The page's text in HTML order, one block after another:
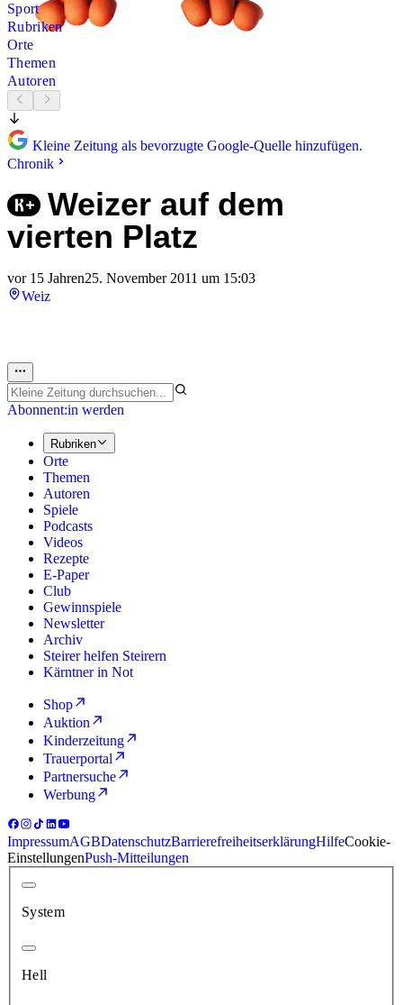
Sport
Rubriken
Orte
Themen
Autoren
Kleine Zeitung als bevorzugte Google-Quelle hinzufügen.
Chronik
Weizer auf dem
vierten Platz
vor 15 Jahren25. November 2011 um 15:03
Weiz
Abonnent:in werden
Rubriken
Orte
Themen
Autoren
Spiele
Podcasts
Videos
Rezepte
E-Paper
Club
Gewinnspiele
Newsletter
Archiv
Steirer helfen Steirern
Kärntner in Not
Shop
Auktion
Kinderzeitung
Trauerportal
Partnersuche
Werbung
ImpressumAGBDatenschutzBarrierefreiheitserklärungHilfeCookie-
EinstellungenPush-Mitteilungen
System
Hell